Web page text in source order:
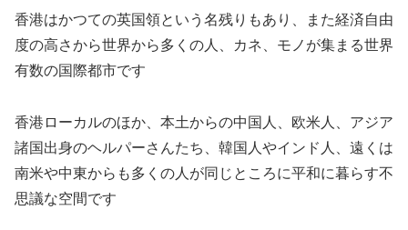
香港はかつての英国領という名残りもあり、また経済自由
度の高さから世界から多くの人、カネ、モノが集まる世界
有数の国際都市です
香港ローカルのほか、本土からの中国人、欧米人、アジア
諸国出身のヘルパーさんたち、韓国人やインド人、遠くは
南米や中東からも多くの人が同じところに平和に暮らす不
思議な空間です